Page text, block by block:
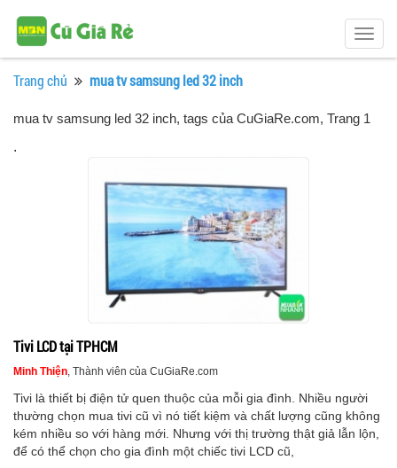
Trang chủ mua tv samsung led 32 inch
mua tv samsung led 32 inch, tags của CuGiaRe.com, Trang 1
.
Tivi LCD tại TPHCM
Minh Thiện, Thành viên của CuGiaRe.com
Tivi là thiết bị điện tử quen thuộc của mỗi gia đình. Nhiều người
thường chọn mua tivi cũ vì nó tiết kiệm và chất lượng cũng không
kém nhiều so với hàng mới. Nhưng với thị trường thật giả lẫn lộn,
để có thể chọn cho gia đình một chiếc tivi LCD cũ,